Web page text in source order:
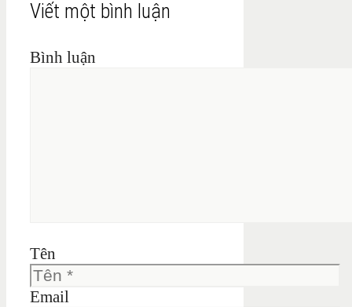
Viết một bình luận
Bình luận
Tên
Email